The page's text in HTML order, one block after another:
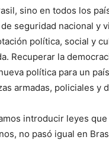
sino en todos los
seguridad nacional y
política, social y
Recuperar la
política para un
armadas, policiales y
introducir leyes
no pasó igual en